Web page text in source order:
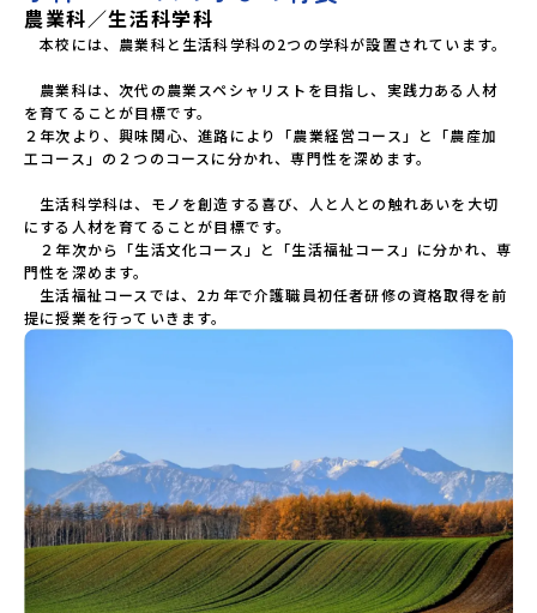
農業科／生活科学科
本校には、農業科と生活科学科の2つの学科が設置されています。
農業科は、次代の農業スペシャリストを目指し、実践力ある人材
を育てることが目標です。
２年次より、興味関心、進路により「農業経営コース」と「農産加
工コース」の２つのコースに分かれ、専門性を深めます。
生活科学科は、モノを創造する喜び、人と人との触れあいを大切
にする人材を育てることが目標です。
２年次から「生活文化コース」と「生活福祉コース」に分かれ、専
門性を深めます。
生活福祉コースでは、2カ年で介護職員初任者研修の資格取得を前
提に授業を行っていきます。